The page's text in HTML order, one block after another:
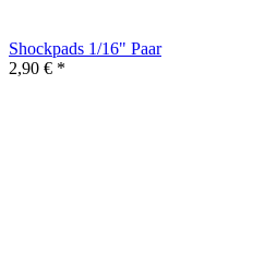
Shockpads 1/16" Paar
2,90 € *